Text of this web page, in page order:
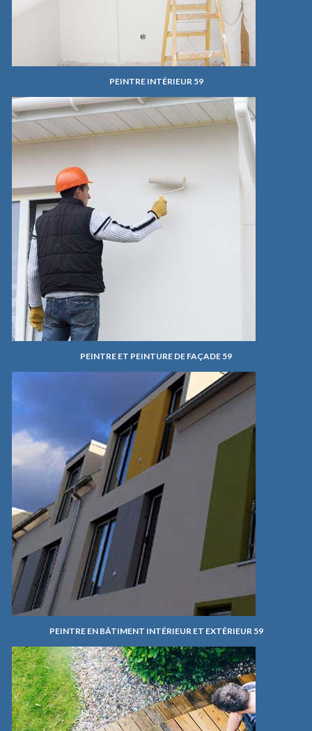
PEINTRE INTÉRIEUR 59
PEINTRE ET PEINTURE DE FAÇADE 59
PEINTRE EN BÂTIMENT INTÉRIEUR ET EXTÉRIEUR 59